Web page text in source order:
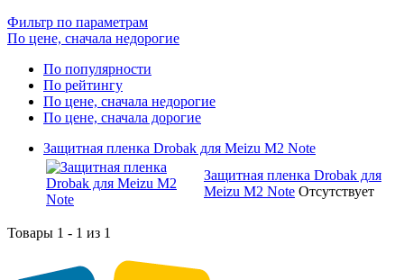
Фильтр по параметрам
По цене, сначала недорогие
По популярности
По рейтингу
По цене, сначала недорогие
По цене, сначала дорогие
Защитная пленка Drobak для Meizu M2 Note
Защитная пленка Drobak для
Meizu M2 Note Отсутствует
Товары 1 - 1 из 1